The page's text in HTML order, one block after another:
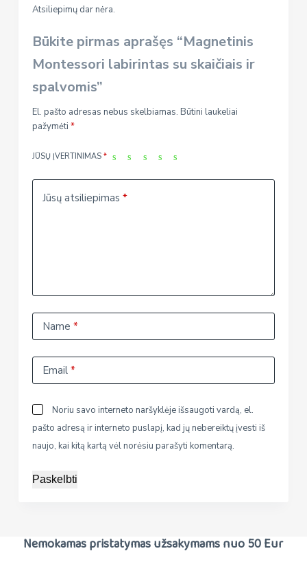
Atsiliepimų dar nėra.
Būkite pirmas aprašęs “Magnetinis
Montessori labirintas su skaičiais ir
spalvomis”
El. pašto adresas nebus skelbiamas. Būtini laukeliai
pažymėti *
JŪSŲ ĮVERTINIMAS *
Jūsų atsiliepimas *
Name *
Email*
Noriu savo interneto naršyklėje išsaugoti vardą, el.
pašto adresą ir interneto puslapį, kad jų nebereiktų įvesti iš
naujo, kai kitą kartą vėl norėsiu parašyti komentarą.
Paskelbti
Nemokamas pristatymas užsakymams nuo 50 Eur